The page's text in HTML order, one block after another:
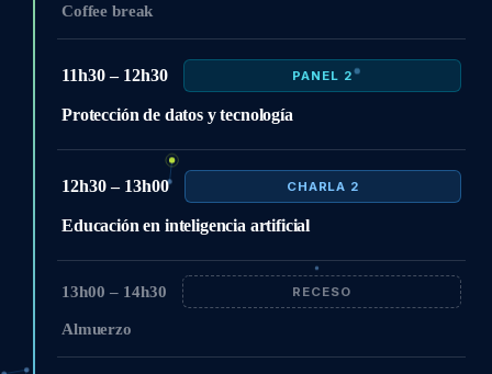
Coffee break
11h30 – 12h30 PANEL 2
Protección de datos y tecnología
12h30 – 13h00 CHARLA 2
Educación en inteligencia artificial
13h00 – 14h30 RECESO
Almuerzo